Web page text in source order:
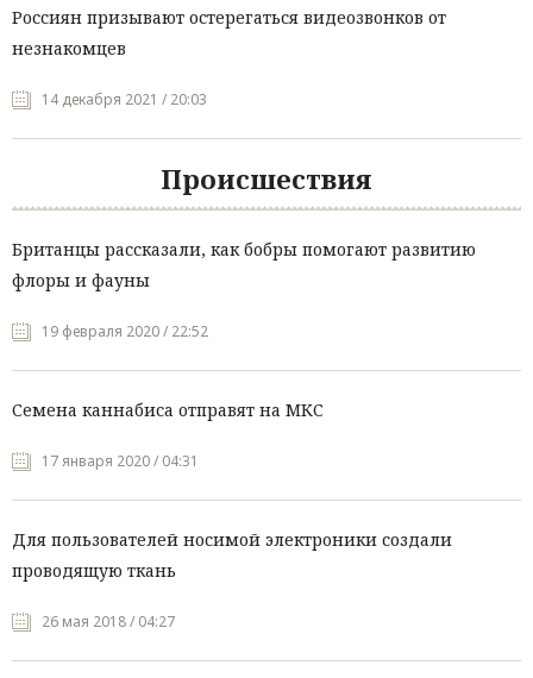
Россиян призывают остерегаться видеозвонков от
незнакомцев
14 декабря 2021 / 20:03
Происшествия
Британцы рассказали, как бобры помогают развитию
флоры и фауны
19 февраля 2020 / 22:52
Семена каннабиса отправят на МКС
17 января 2020 / 04:31
Для пользователей носимой электроники создали
проводящую ткань
26 мая 2018 / 04:27